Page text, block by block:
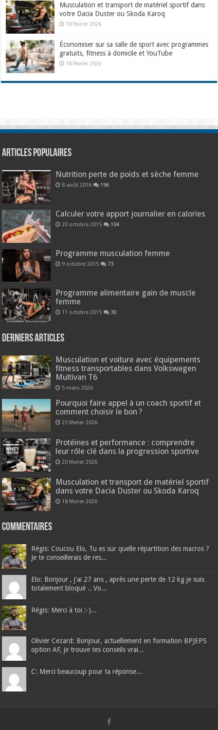
Musculation et transport de matériel sportif dans
votre Dacia Duster ou Skoda Karoq
18 février 2026
Économiser sur sa salle de sport avec programmes
gratuits, fitness à domicile et YouTube
18 février 2026
Articles populaires
Nutrition perte de poids et sèche femme
8 août 2016 196
Calculer votre apport journalier en calories
20 octobre 2015 104
Programme musculation femme
9 octobre 2015 73
Programme alimentaire gain de muscle
femme
11 octobre 2015 30
Derniers articles
Musculation et voiture avec équipements
fitness transportables dans Volkswagen
Multivan T6
5 mars 2026
Pourquoi faire appel à un coach sportif et
comment choisir le bon ?
25 février 2026
Protéines et performance : comprendre
leur rôle clé dans la progression sportive
20 février 2026
Musculation et transport de matériel sportif
dans votre Dacia Duster ou Skoda Karoq
18 février 2026
Commentaires
Régis: Coucou Elo, Tu es sur quelle répartition des macros ?
Je te conseillerais de res...
Elo: Bonjour , j'ai 27 ans , après une perte de 12 kg je suis
totalement bloqué .. Vo...
Régis: Merci à toi :-)...
Olivier Cezard: Bonjour, actuellement en formation BPJEPS
option AF, je trouve tes conseils vrai...
C: Merci beaucoup pour ta réponse...